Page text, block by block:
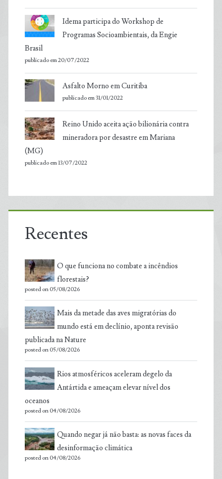
Idema participa do Workshop de
Programas Socioambientais, da Engie
Brasil
publicado em 20/07/2022
Asfalto Morno em Curitiba
publicado em 31/01/2022
Reino Unido aceita ação bilionária contra
mineradora por desastre em Mariana
(MG)
publicado em 13/07/2022
Recentes
O que funciona no combate a incêndios
florestais?
posted on 05/08/2026
Mais da metade das aves migratórias do
mundo está em declínio, aponta revisão
publicada na Nature
posted on 05/08/2026
Rios atmosféricos aceleram degelo da
Antártida e ameaçam elevar nível dos
oceanos
posted on 04/08/2026
Quando negar já não basta: as novas faces da
desinformação climática
posted on 04/08/2026